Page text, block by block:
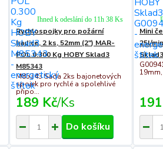
Rychlospojky pro požární
hadice, 2 ks, 52mm (2") MAR-
POL 0.300 Kg HOBY Sklad3
M85343
M85343 Sada 2ks bajonetových
spojek pro rychlé a spolehlivé
připo...
189 Kč/Ks
Ihned k odeslání do 11h 38 Ks
Do košíku
Mini
25l/